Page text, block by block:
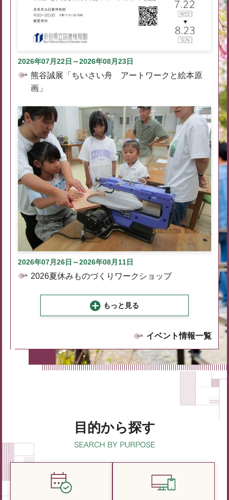
2026年07月22日～2026年08月23日
熊谷誠展「ちいさい舟 アートワークと絵本原
画」
2026年07月26日～2026年08月11日
2026夏休みものづくりワークショップ
もっと見る
イベント情報一覧
目的から探す